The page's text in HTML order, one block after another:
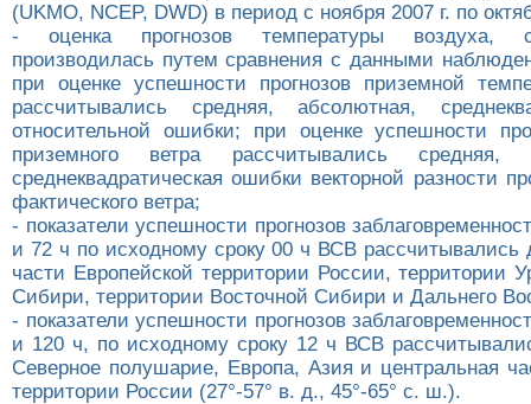
(UKMO, NCEP, DWD) в период с ноября 2007 г. по
- оценка прогнозов температуры воздуха,
производилась путем сравнения с данными
при оценке успешности прогнозов приземной
рассчитывались средняя, абсолютная,
относительной ошибки; при оценке успешности
приземного ветра рассчитывались
среднеквадратическая ошибки векторной разности
фактического ветра;
- показатели успешности прогнозов
и 72 ч по исходному сроку 00 ч ВСВ рассчитывались
части Европейской территории России, территории
Сибири, территории Восточной Сибири и Дальнего
- показатели успешности прогнозов
и 120 ч, по исходному сроку 12 ч ВСВ
Северное полушарие, Европа, Азия и центральная
территории России (27°-57° в. д., 45°-65° с. ш.).